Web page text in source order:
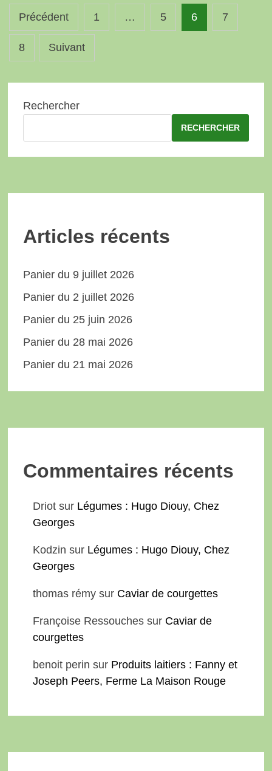
Pagination
des
publications
Précédent 1 … 5 6 7
8 Suivant
Rechercher
RECHERCHER
Articles récents
Panier du 9 juillet 2026
Panier du 2 juillet 2026
Panier du 25 juin 2026
Panier du 28 mai 2026
Panier du 21 mai 2026
Commentaires récents
Driot sur Légumes : Hugo Diouy, Chez
Georges
Kodzin sur Légumes : Hugo Diouy, Chez
Georges
thomas rémy sur Caviar de courgettes
Françoise Ressouches sur Caviar de
courgettes
benoit perin sur Produits laitiers : Fanny et
Joseph Peers, Ferme La Maison Rouge